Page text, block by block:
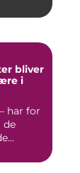
bliver
i
har for
de